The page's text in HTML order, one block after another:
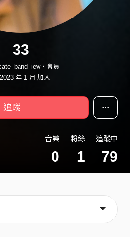
33
・會員
年 1 月 加入
追蹤
音樂
0
粉絲
1
追蹤中
79